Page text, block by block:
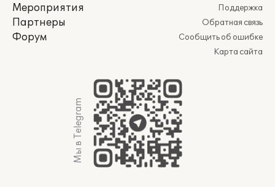
Мероприятия
Партнеры
Форум
Поддержка
Обратная связь
Сообщить об ошибке
Карта сайта
Мы в Telegram